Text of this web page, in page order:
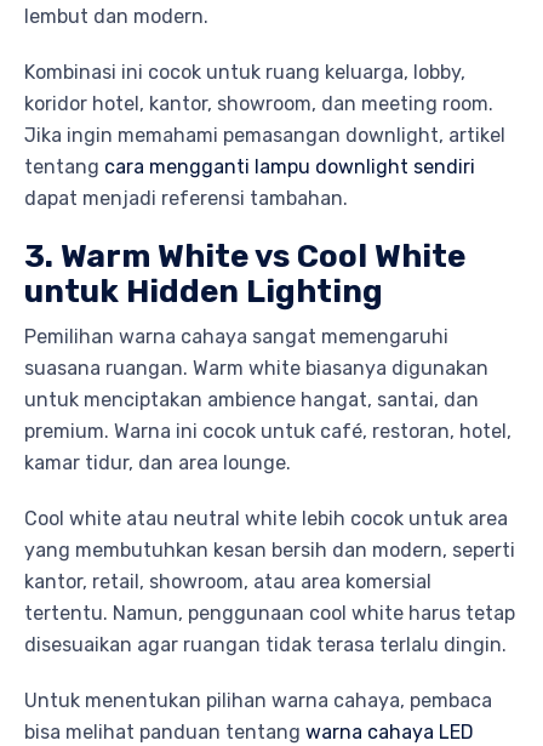
lembut dan modern.
Kombinasi ini cocok untuk ruang keluarga, lobby,
koridor hotel, kantor, showroom, dan meeting room.
Jika ingin memahami pemasangan downlight, artikel
tentang cara mengganti lampu downlight sendiri
dapat menjadi referensi tambahan.
3. Warm White vs Cool White
untuk Hidden Lighting
Pemilihan warna cahaya sangat memengaruhi
suasana ruangan. Warm white biasanya digunakan
untuk menciptakan ambience hangat, santai, dan
premium. Warna ini cocok untuk café, restoran, hotel,
kamar tidur, dan area lounge.
Cool white atau neutral white lebih cocok untuk area
yang membutuhkan kesan bersih dan modern, seperti
kantor, retail, showroom, atau area komersial
tertentu. Namun, penggunaan cool white harus tetap
disesuaikan agar ruangan tidak terasa terlalu dingin.
Untuk menentukan pilihan warna cahaya, pembaca
bisa melihat panduan tentang warna cahaya LED